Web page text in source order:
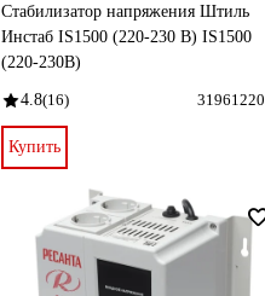
Стабилизатор напряжения Штиль
Инстаб IS1500 (220-230 В) IS1500
(220-230В)
4.8(16) 31961220
Купить